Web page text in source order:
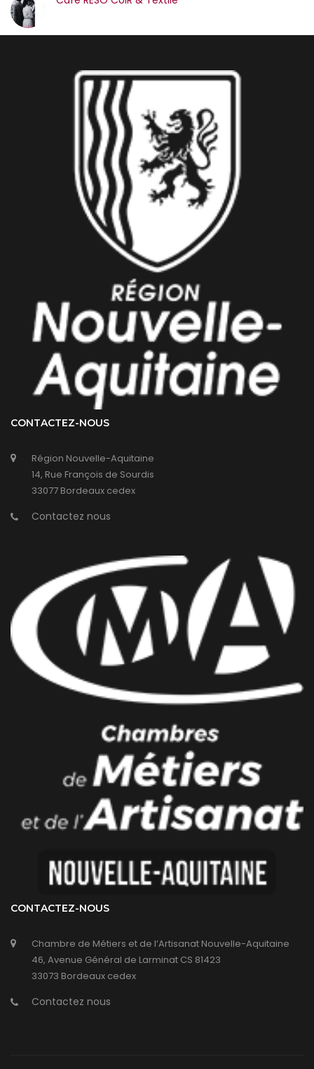
CONTACTEZ-NOUS
Région Nouvelle-Aquitaine
14, Rue François de Sourdis
33077 Bordeaux cedex
Contactez nous
CONTACTEZ-NOUS
Chambre de Métiers et de l’Artisanat Nouvelle-Aquitaine
46, Avenue Général de Larminat CS 81423
33073 Bordeaux cedex
Contactez nous